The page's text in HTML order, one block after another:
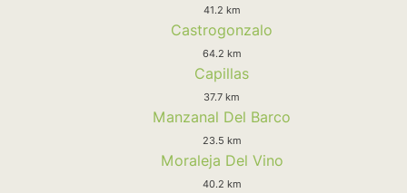
41.2 km
Castrogonzalo
64.2 km
Capillas
37.7 km
Manzanal Del Barco
23.5 km
Moraleja Del Vino
40.2 km